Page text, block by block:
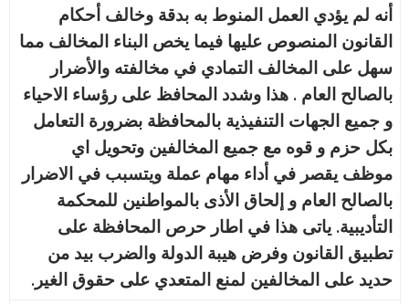
أنه لم يؤدي العمل المنوط به بدقة وخالف أحكام
القانون المنصوص عليها فيما يخص البناء المخالف مما
سهل على المخالف التمادي في مخالفته والأضرار
بالصالح العام . هذا وشدد المحافظ على رؤساء الاحياء
و جميع الجهات التنفيذية بالمحافظة بضرورة التعامل
بكل حزم و قوه مع جميع المخالفين وتحويل اي
موظف يقصر في أداء مهام عملة ويتسبب في الاضرار
بالصالح العام و إلحاق الأذى بالمواطنين للمحكمة
التأديبية. ياتى هذا في اطار حرص المحافظة على
تطبيق القانون وفرض هيبة الدولة والضرب بيد من
حديد على المخالفين لمنع المتعدي على حقوق الغير.